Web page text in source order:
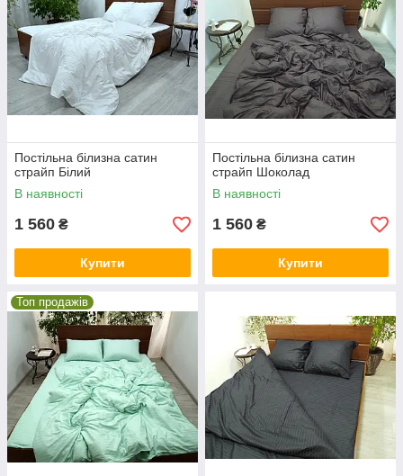
Постільна білизна сатин
страйп Білий
В наявності
1 560 ₴
Купити
Постільна білизна сатин
страйп Шоколад
В наявності
1 560 ₴
Купити
Топ продажів